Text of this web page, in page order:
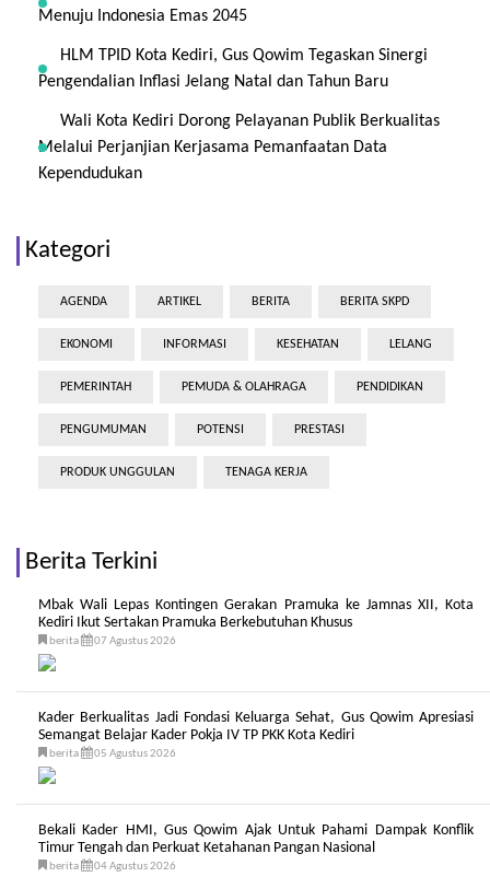
Menuju Indonesia Emas 2045
HLM TPID Kota Kediri, Gus Qowim Tegaskan Sinergi
Pengendalian Inflasi Jelang Natal dan Tahun Baru
Wali Kota Kediri Dorong Pelayanan Publik Berkualitas
Melalui Perjanjian Kerjasama Pemanfaatan Data
Kependudukan
Kategori
AGENDA ARTIKEL BERITA BERITA SKPD
EKONOMI INFORMASI KESEHATAN LELANG
PEMERINTAH PEMUDA & OLAHRAGA PENDIDIKAN
PENGUMUMAN POTENSI PRESTASI
PRODUK UNGGULAN TENAGA KERJA
Berita Terkini
Mbak Wali Lepas Kontingen Gerakan Pramuka ke Jamnas XII, Kota
Kediri Ikut Sertakan Pramuka Berkebutuhan Khusus
berita 07 Agustus 2026
Kader Berkualitas Jadi Fondasi Keluarga Sehat, Gus Qowim Apresiasi
Semangat Belajar Kader Pokja IV TP PKK Kota Kediri
berita 05 Agustus 2026
Bekali Kader HMI, Gus Qowim Ajak Untuk Pahami Dampak Konflik
Timur Tengah dan Perkuat Ketahanan Pangan Nasional
berita 04 Agustus 2026